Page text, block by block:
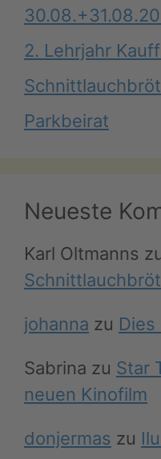
2. Lehrjahr
Parkbeirat
Neueste
Karl Oltmanns
johanna zu Dies
Sabrina zu Star
neuen Kinofilm
donjermas zu